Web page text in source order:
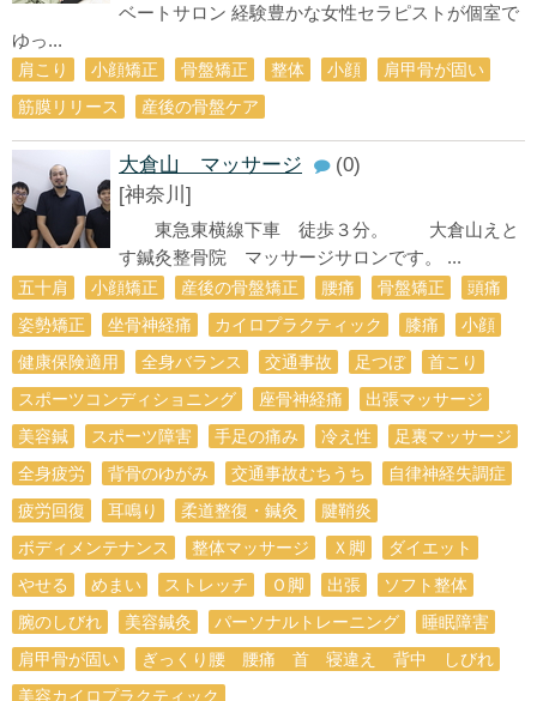
ベートサロン 経験豊かな女性セラピストが個室で
ゆっ...
肩こり 小顔矯正 骨盤矯正 整体 小顔
肩甲骨が固い
筋膜リリース
産後の骨盤ケア
大倉山 マッサージ
(0)
[神奈川]
東急東横線下車 徒歩３分。 大倉山えと
す鍼灸整骨院 マッサージサロンです。 ...
五十肩 小顔矯正 産後の骨盤矯正 腰痛 骨盤矯正
頭痛
姿勢矯正
坐骨神経痛 カイロプラクティック 膝痛
小顔
健康保険適用
全身バランス 交通事故 足つぼ
首こり
スポーツコンディショニング
座骨神経痛
出張マッサージ
美容鍼
スポーツ障害 手足の痛み 冷え性
足裏マッサージ
全身疲労
背骨のゆがみ 交通事故むちうち
自律神経失調症
疲労回復
耳鳴り 柔道整復・鍼灸
腱鞘炎
ボディメンテナンス
整体マッサージ Ｘ脚
ダイエット
やせる
めまい ストレッチ Ｏ脚 出張
ソフト整体
腕のしびれ
美容鍼灸 パーソナルトレーニング
睡眠障害
肩甲骨が固い
ぎっくり腰 腰痛 首 寝違え 背中 しびれ
美容カイロプラクティック